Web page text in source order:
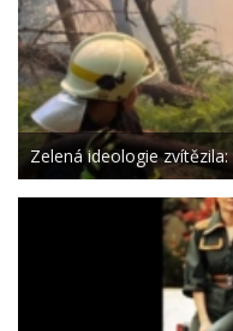
Zelená ideologie